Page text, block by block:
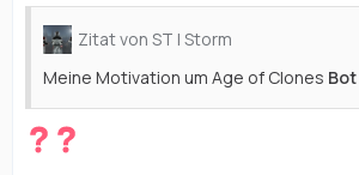
Zitat von ST | Storm
Meine Motivation um Age of Clones Bot